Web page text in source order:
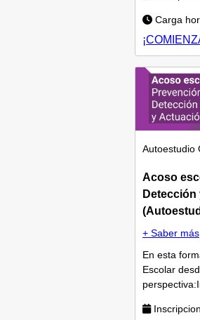
Carga
Autoestudio
Acoso
Detección
+ Saber más
En esta
Escolar